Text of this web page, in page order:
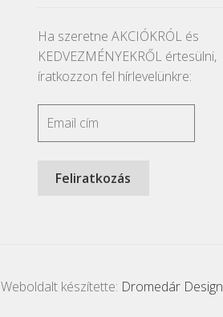
Ha szeretne AKCIÓKRÓL és
KEDVEZMÉNYEKRŐL értesülni,
íratkozzon fel hírlevelünkre:
Weboldalt készítette: Dromedár Design